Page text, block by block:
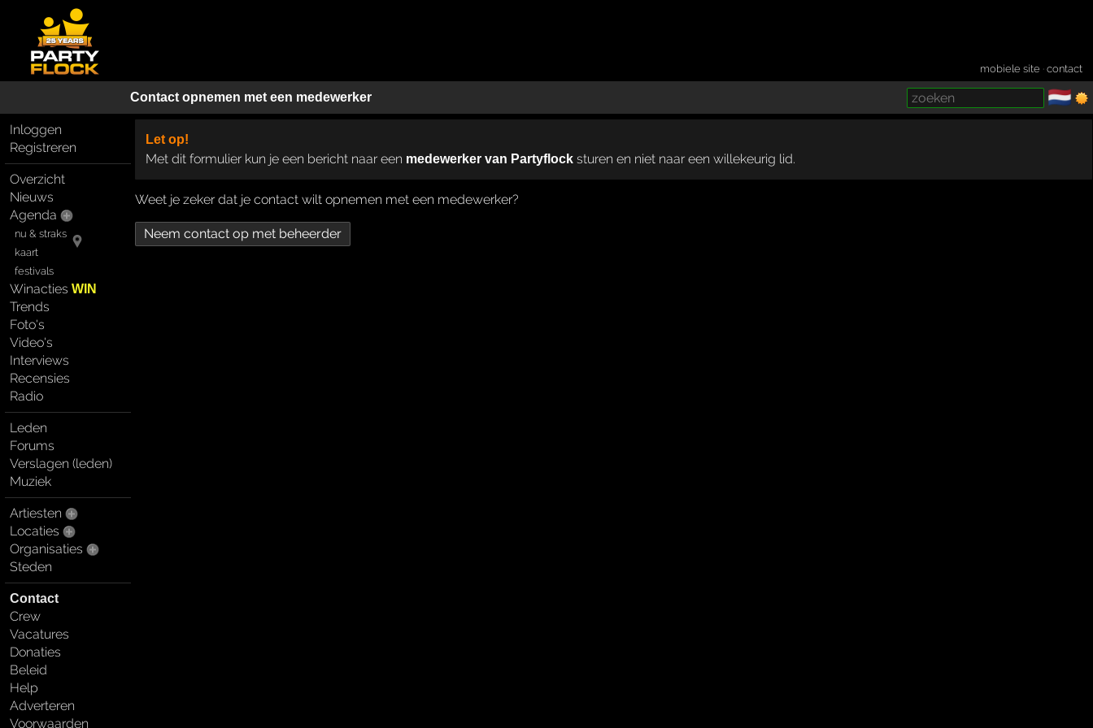
mobiele site ·contact
Contact opnemen met een medewerker 🇳🇱
Inloggen
Registreren
Overzicht
Nieuws
Agenda
nu & straks
kaart
festivals
WinactiesWIN
Trends
Foto's
Video's
Interviews
Recensies
Radio
Leden
Forums
Verslagen (leden)
Muziek
Artiesten
Locaties
Organisaties
Steden
Contact
Crew
Vacatures
Donaties
Beleid
Help
Adverteren
Voorwaarden
Let op!
Met dit formulier kun je een bericht naar een medewerker van Partyflocksturen en niet naar een willekeurig lid.
Weet je zeker dat je contact wilt opnemen met een medewerker?